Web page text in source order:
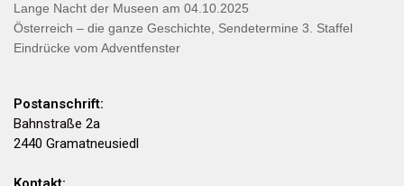
Lange Nacht der Museen am 04.10.2025
Österreich – die ganze Geschichte, Sendetermine 3. Staffel
Eindrücke vom Adventfenster
Postanschrift:
Bahnstraße 2a
2440 Gramatneusiedl